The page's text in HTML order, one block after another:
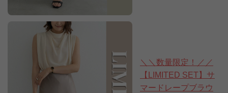
＼＼数量限定！／／
【LIMITED SET】サ
マードレープブラウ